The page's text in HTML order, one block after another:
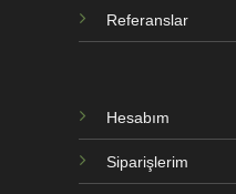
Referanslar
Hesabım
Siparişlerim